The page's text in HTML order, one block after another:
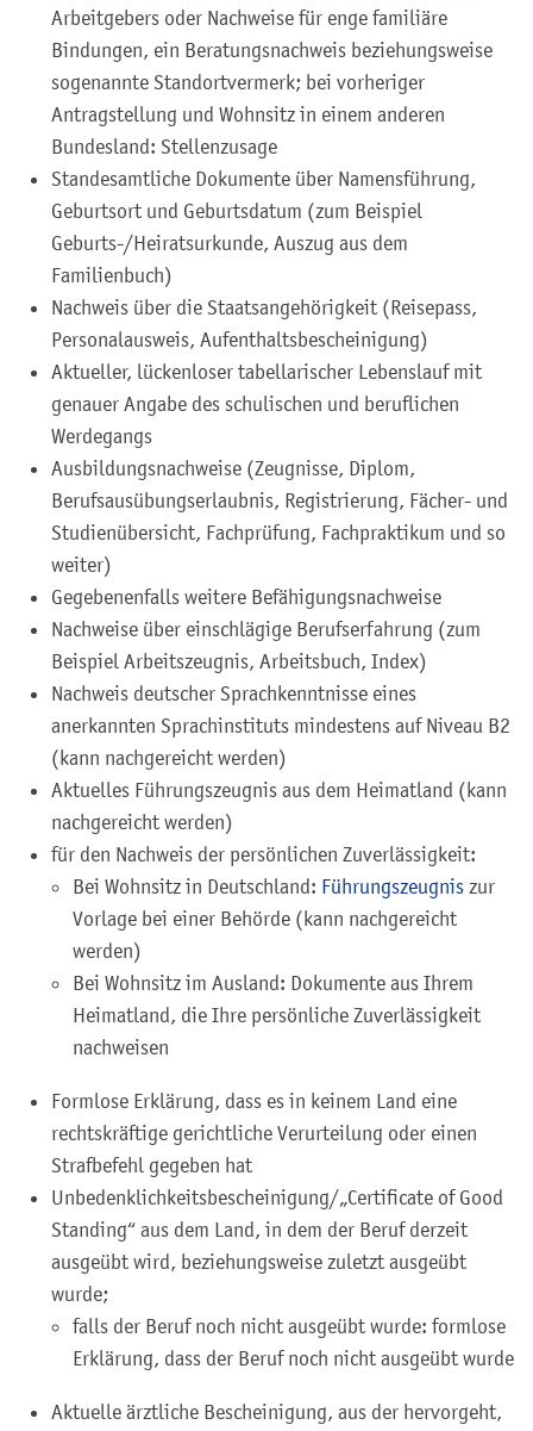
Arbeitgebers oder Nachweise für enge familiäre
Bindungen, ein Beratungsnachweis beziehungsweise
sogenannte Standortvermerk; bei vorheriger
Antragstellung und Wohnsitz in einem anderen
Bundesland: Stellenzusage
Standesamtliche Dokumente über Namensführung,
Geburtsort und Geburtsdatum (zum Beispiel
Geburts-/Heiratsurkunde, Auszug aus dem
Familienbuch)
Nachweis über die Staatsangehörigkeit (Reisepass,
Personalausweis, Aufenthaltsbescheinigung)
Aktueller, lückenloser tabellarischer Lebenslauf mit
genauer Angabe des schulischen und beruflichen
Werdegangs
Ausbildungsnachweise (Zeugnisse, Diplom,
Berufsausübungserlaubnis, Registrierung, Fächer- und
Studienübersicht, Fachprüfung, Fachpraktikum und so
weiter)
Gegebenenfalls weitere Befähigungsnachweise
Nachweise über einschlägige Berufserfahrung (zum
Beispiel Arbeitszeugnis, Arbeitsbuch, Index)
Nachweis deutscher Sprachkenntnisse eines
anerkannten Sprachinstituts mindestens auf Niveau B2
(kann nachgereicht werden)
Aktuelles Führungszeugnis aus dem Heimatland (kann
nachgereicht werden)
für den Nachweis der persönlichen Zuverlässigkeit:
Bei Wohnsitz in Deutschland: Führungszeugnis zur
Vorlage bei einer Behörde (kann nachgereicht
werden)
Bei Wohnsitz im Ausland: Dokumente aus Ihrem
Heimatland, die Ihre persönliche Zuverlässigkeit
nachweisen
Formlose Erklärung, dass es in keinem Land eine
rechtskräftige gerichtliche Verurteilung oder einen
Strafbefehl gegeben hat
Unbedenklichkeitsbescheinigung/„Certificate of Good
Standing“ aus dem Land, in dem der Beruf derzeit
ausgeübt wird, beziehungsweise zuletzt ausgeübt
wurde;
falls der Beruf noch nicht ausgeübt wurde: formlose
Erklärung, dass der Beruf noch nicht ausgeübt wurde
Aktuelle ärztliche Bescheinigung, aus der hervorgeht,